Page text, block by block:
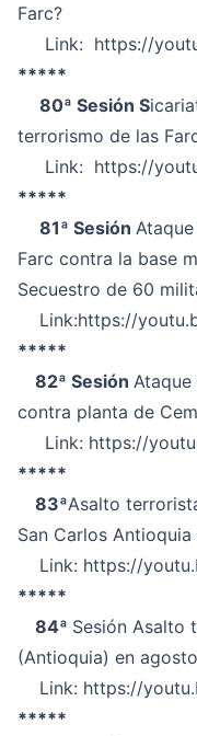
Farc?
Link: https://
*****
80ª Sesión S
terrorismo de las
Link: https://
*****
81ª Sesión
Farc contra la base
Secuestro de 60
Link:https://
*****
82ª Sesión
contra planta de
Link: https://
*****
83ªAsalto
San Carlos
Link: https://
*****
84ª Sesión Asalto
(Antioquia) en
Link: https://
*****